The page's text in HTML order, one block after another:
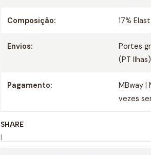
Composição: 17%
Envios:
Portes
(PT
Pagamento:
MBway |
vezes
SHARE
|